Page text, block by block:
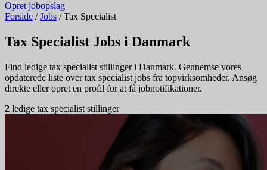
Opret jobopslag
Forside / Jobs / Tax Specialist
Tax Specialist Jobs i Danmark
Find ledige tax specialist stillinger i Danmark. Gennemse vores
opdaterede liste over tax specialist jobs fra topvirksomheder. Ansøg
direkte eller opret en profil for at få jobnotifikationer.
2 ledige tax specialist stillinger